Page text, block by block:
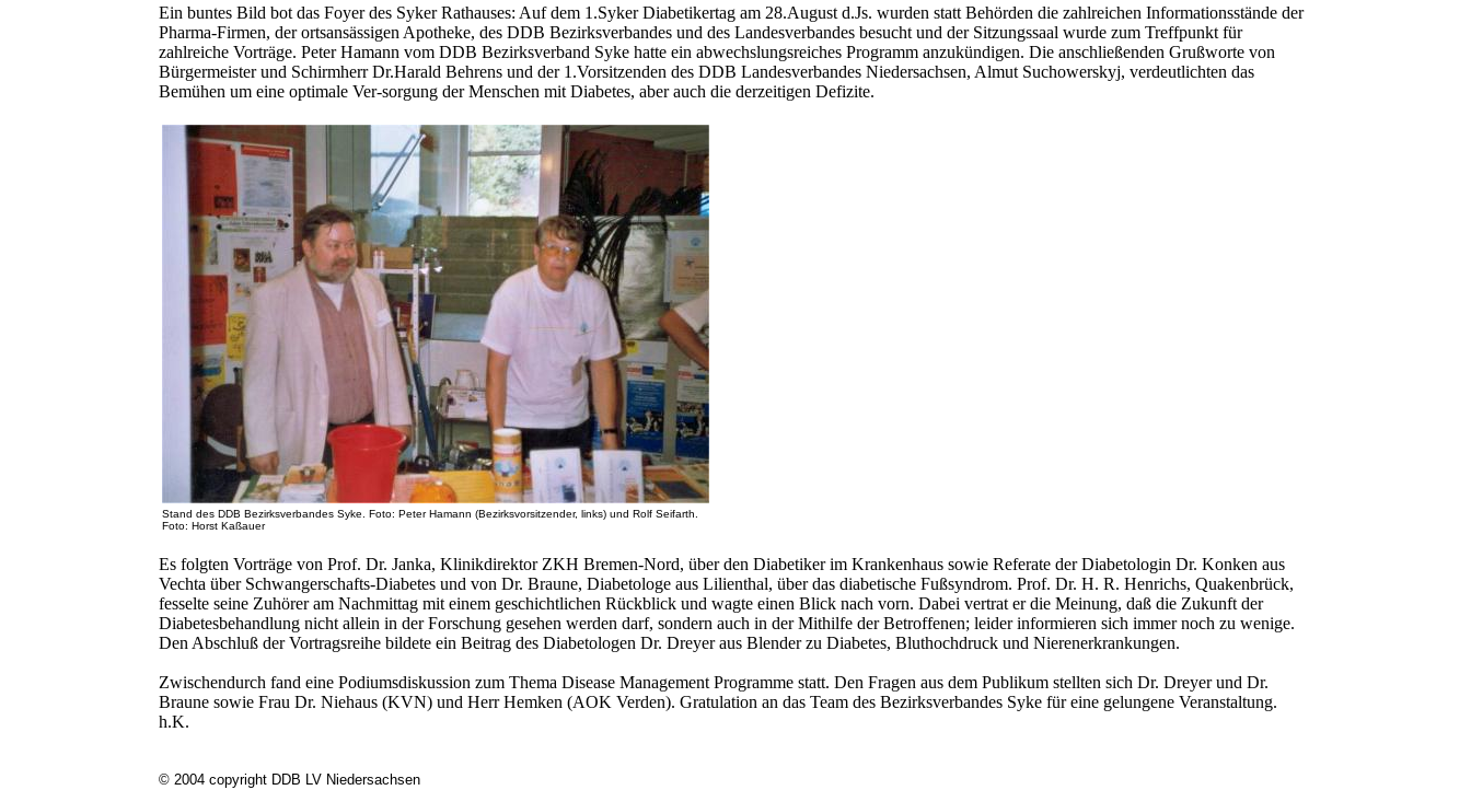
Ein buntes Bild bot das Foyer des Syker Rathauses: Auf dem 1.Syker Diabetikertag am 28.August d.Js. wurden statt Behörden die zahlreichen Informationsstände der
Pharma-Firmen, der ortsansässigen Apotheke, des DDB Bezirksverbandes und des Landesverbandes besucht und der Sitzungssaal wurde zum Treffpunkt für
zahlreiche Vorträge. Peter Hamann vom DDB Bezirksverband Syke hatte ein abwechslungsreiches Programm anzukündigen. Die anschließenden Grußworte von
Bürgermeister und Schirmherr Dr.Harald Behrens und der 1.Vorsitzenden des DDB Landesverbandes Niedersachsen, Almut Suchowerskyj, verdeutlichten das
Bemühen um eine optimale Ver-sorgung der Menschen mit Diabetes, aber auch die derzeitigen Defizite.
Stand des DDB Bezirksverbandes Syke. Foto: Peter Hamann (Bezirksvorsitzender, links) und Rolf Seifarth.
Foto: Horst Kaßauer
Es folgten Vorträge von Prof. Dr. Janka, Klinikdirektor ZKH Bremen-Nord, über den Diabetiker im Krankenhaus sowie Referate der Diabetologin Dr. Konken aus
Vechta über Schwangerschafts-Diabetes und von Dr. Braune, Diabetologe aus Lilienthal, über das diabetische Fußsyndrom. Prof. Dr. H. R. Henrichs, Quakenbrück,
fesselte seine Zuhörer am Nachmittag mit einem geschichtlichen Rückblick und wagte einen Blick nach vorn. Dabei vertrat er die Meinung, daß die Zukunft der
Diabetesbehandlung nicht allein in der Forschung gesehen werden darf, sondern auch in der Mithilfe der Betroffenen; leider informieren sich immer noch zu wenige.
Den Abschluß der Vortragsreihe bildete ein Beitrag des Diabetologen Dr. Dreyer aus Blender zu Diabetes, Bluthochdruck und Nierenerkrankungen.
Zwischendurch fand eine Podiumsdiskussion zum Thema Disease Management Programme statt. Den Fragen aus dem Publikum stellten sich Dr. Dreyer und Dr.
Braune sowie Frau Dr. Niehaus (KVN) und Herr Hemken (AOK Verden). Gratulation an das Team des Bezirksverbandes Syke für eine gelungene Veranstaltung.
h.K.
© 2004 copyright DDB LV Niedersachsen